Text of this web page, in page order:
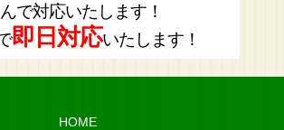
んで対応いたします！
即日対応いたします！
HOME